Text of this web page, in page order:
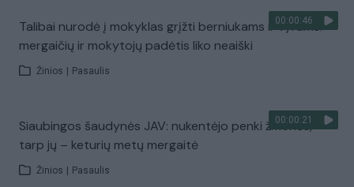
00:00:46
Talibai nurodė į mokyklas grįžti berniukams ir vyrams:
mergaičių ir mokytojų padėtis liko neaiški
Žinios Pasaulis
00:00:21
Siaubingos šaudynės JAV: nukentėjo penki žmonės,
tarp jų – keturių metų mergaitė
Žinios Pasaulis